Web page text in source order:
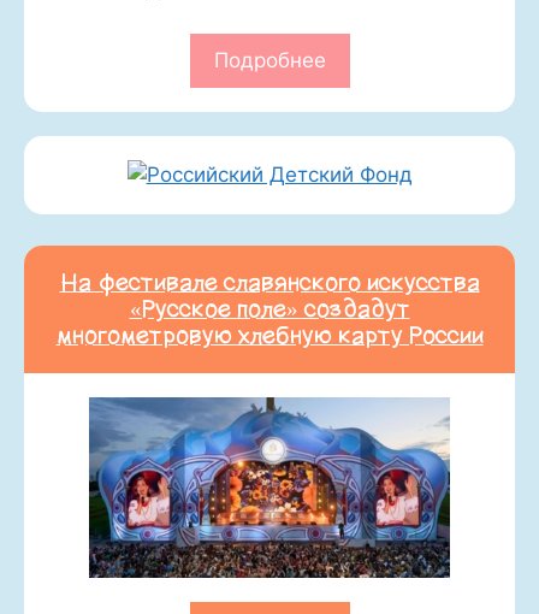
Подробнее
На фестивале славянского искусства
«Русское поле» создадут
многометровую хлебную карту России